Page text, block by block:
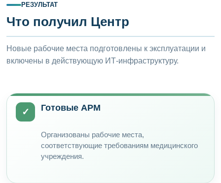
РЕЗУЛЬТАТ
Что получил Центр
Новые рабочие места подготовлены к эксплуатации и
включены в действующую ИТ-инфраструктуру.
✓ Готовые АРМ
Организованы рабочие места,
соответствующие требованиям медицинского
учреждения.